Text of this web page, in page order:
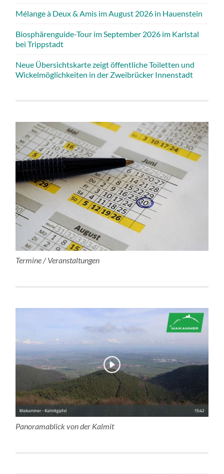
Mélange à Deux & Amis im August 2026 in Hauenstein
Biosphärenguide-Tour im September 2026 im Karlstal
bei Trippstadt
Neue Übersichtskarte zeigt öffentliche Toiletten und
Wickelmöglichkeiten in der Zweibrücker Innenstadt
Termine / Veranstaltungen
Panoramablick von der Kalmit